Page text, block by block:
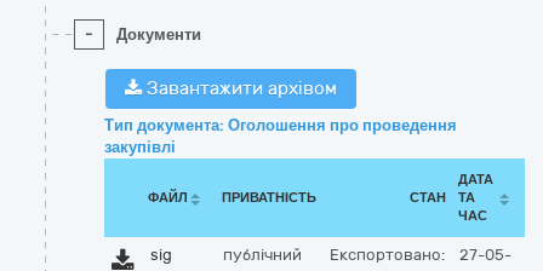
- Документи
Завантажити архівом
Тип документа: Оголошення про проведення
закупівлі
ФАЙЛ ПРИВАТНІСТЬ СТАН
ДАТА
ТА
ЧАС
sig
публічний Експортовано:
27-05-